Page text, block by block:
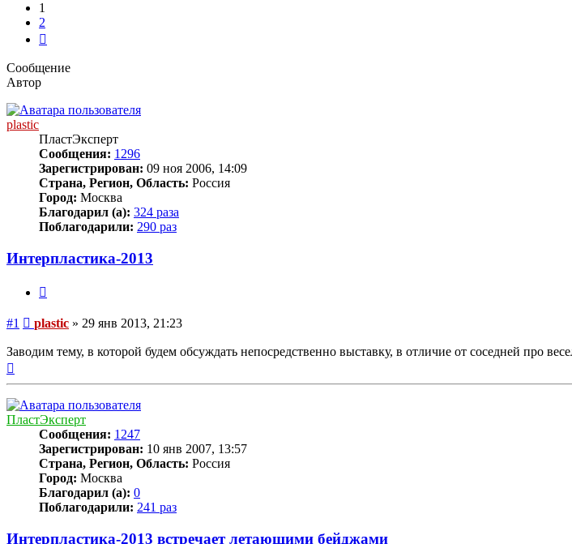
1
2
Сообщение
Автор
plastic
ПластЭксперт
Сообщения: 1296
Зарегистрирован: 09 ноя 2006, 14:09
Страна, Регион, Область: Россия
Город: Москва
Благодарил (а): 324 раза
Поблагодарили: 290 раз
Интерпластика-2013
#1 Сообщение
plastic » 29 янв 2013, 21:23
Заводим тему, в которой будем обсуждать непосредственно выставку, в отличие от соседней про
ПластЭксперт
Сообщения: 1247
Зарегистрирован: 10 янв 2007, 13:57
Страна, Регион, Область: Россия
Город: Москва
Благодарил (а): 0
Поблагодарили: 241 раз
Интерпластика-2013 встречает летающими бейджами